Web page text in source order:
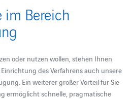
im Bereich
oder nutzen wollen, stehen Ihnen
des Verfahrens auch unsere
Ein weiterer großer Vorteil für Sie
ermöglicht schnelle, pragmatische